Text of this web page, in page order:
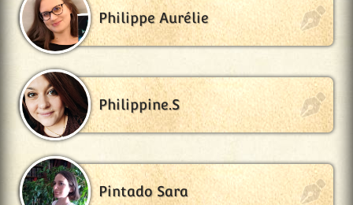
Philippe Aurélie
Philippine.S
Pintado Sara